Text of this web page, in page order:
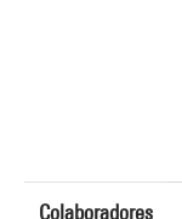
Colaboradores